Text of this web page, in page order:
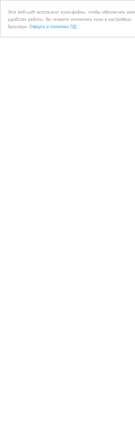
Этот веб-сайт использует куки-файлы, чтобы обеспечить вам
удобство работы. Вы можете отключить куки в настройках
браузера. Оферта и политика ПД